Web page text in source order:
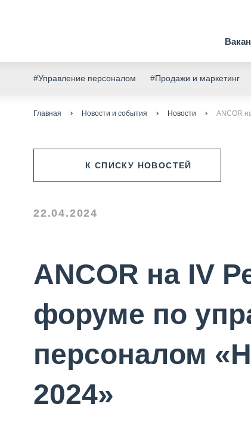
#Управление персоналом #Продажи и маркетинг
Главная Новости и события Новости ANCOR
К СПИСКУ НОВОСТЕЙ
22.04.2024
ANCOR на IV
форуме по
персоналом
2024»